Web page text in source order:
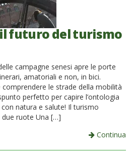
futuro del turismo
campagne senesi apre le porte
amatoriali e non, in bici.
le strade della mobilità
perfetto per capire l’ontologia
natura e salute! Il turismo
due ruote Una […]
Continua